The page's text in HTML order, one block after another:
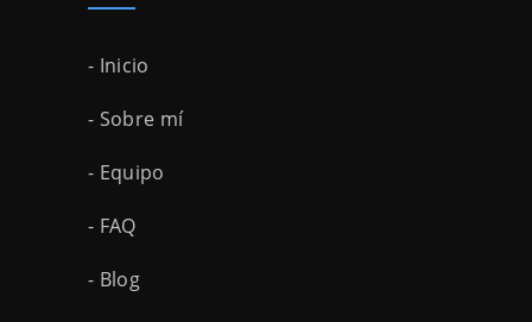
- Inicio
- Sobre mí
- Equipo
- FAQ
- Blog